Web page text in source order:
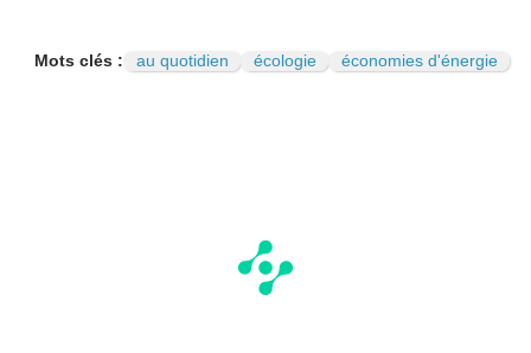
Mots clés : au quotidien écologie économies d'énergie